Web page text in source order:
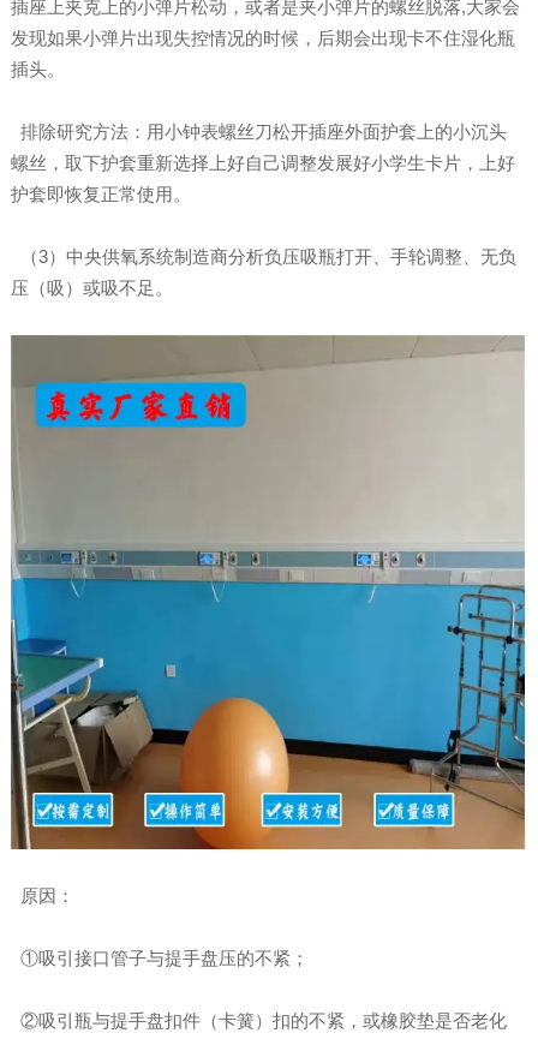
插座上夹克上的小弹片松动，或者是夹小弹片的螺丝脱落,大家会
发现如果小弹片出现失控情况的时候，后期会出现卡不住湿化瓶
插头。
排除研究方法：用小钟表螺丝刀松开插座外面护套上的小沉头
螺丝，取下护套重新选择上好自己调整发展好小学生卡片，上好
护套即恢复正常使用。
（3）中央供氧系统制造商分析负压吸瓶打开、手轮调整、无负
压（吸）或吸不足。
原因：
①吸引接口管子与提手盘压的不紧；
②吸引瓶与提手盘扣件（卡簧）扣的不紧，或橡胶垫是否老化